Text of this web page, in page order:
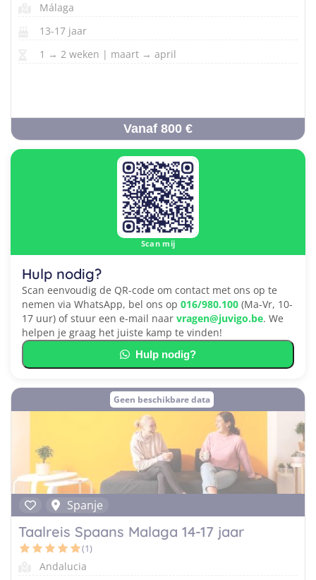
Málaga
13-17 jaar
1 → 2 weken | maart → april
Vanaf 800 €
Scan mij
Hulp nodig?
Scan eenvoudig de QR-code om contact met ons op te
nemen via WhatsApp, bel ons op 016/980.100 (Ma-Vr, 10-
17 uur) of stuur een e-mail naar vragen@juvigo.be. We
helpen je graag het juiste kamp te vinden!
Hulp nodig?
Geen beschikbare data
Spanje
Taalreis Spaans Malaga 14-17 jaar
(1)
Andalucia